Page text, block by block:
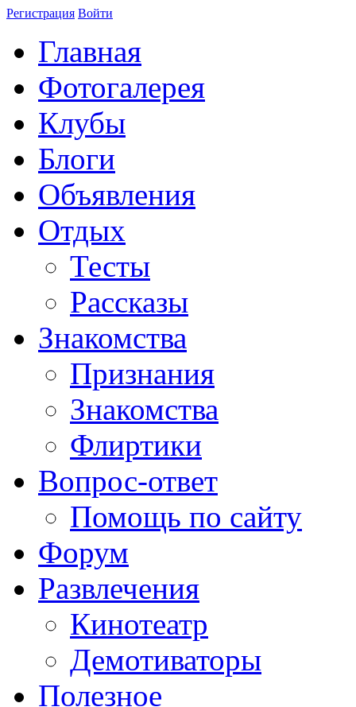
Регистрация Войти
Главная
Фотогалерея
Клубы
Блоги
Объявления
Отдых
Тесты
Рассказы
Знакомства
Признания
Знакомства
Флиртики
Вопрос-ответ
Помощь по сайту
Форум
Развлечения
Кинотеатр
Демотиваторы
Полезное